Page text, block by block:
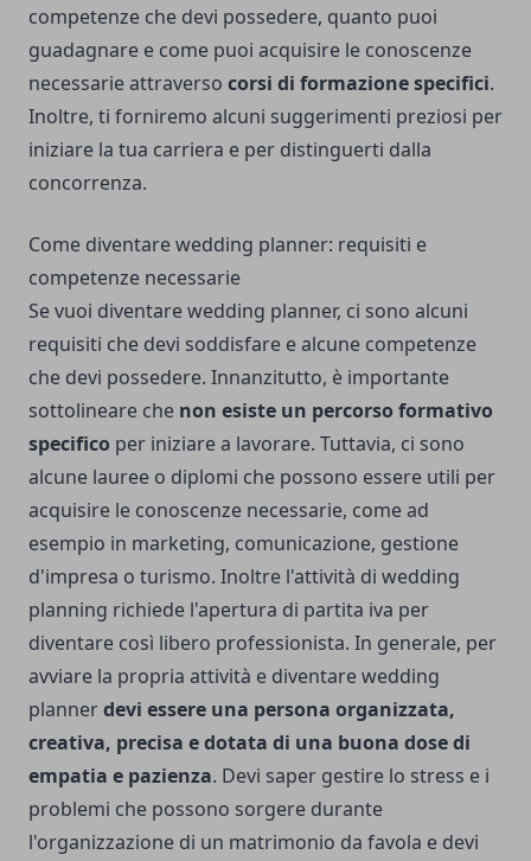
competenze che devi possedere, quanto puoi
guadagnare e come puoi acquisire le conoscenze
necessarie attraverso corsi di formazione specifici.
Inoltre, ti forniremo alcuni suggerimenti preziosi per
iniziare la tua carriera e per distinguerti dalla
concorrenza.
Come diventare wedding planner: requisiti e
competenze necessarie
Se vuoi diventare wedding planner, ci sono alcuni
requisiti che devi soddisfare e alcune competenze
che devi possedere. Innanzitutto, è importante
sottolineare che non esiste un percorso formativo
specifico per iniziare a lavorare. Tuttavia, ci sono
alcune lauree o diplomi che possono essere utili per
acquisire le conoscenze necessarie, come ad
esempio in marketing, comunicazione, gestione
d'impresa o turismo. Inoltre l'attività di wedding
planning richiede l'apertura di partita iva per
diventare così libero professionista. In generale, per
avviare la propria attività e diventare wedding
plannerdevi essere una persona organizzata,
creativa, precisa e dotata di una buona dose di
empatia e pazienza. Devi saper gestire lo stress e i
problemi che possono sorgere durante
l'organizzazione di un matrimonio da favola e devi